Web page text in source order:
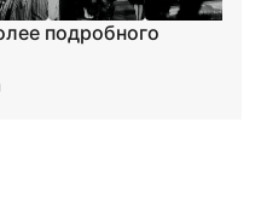
подробного